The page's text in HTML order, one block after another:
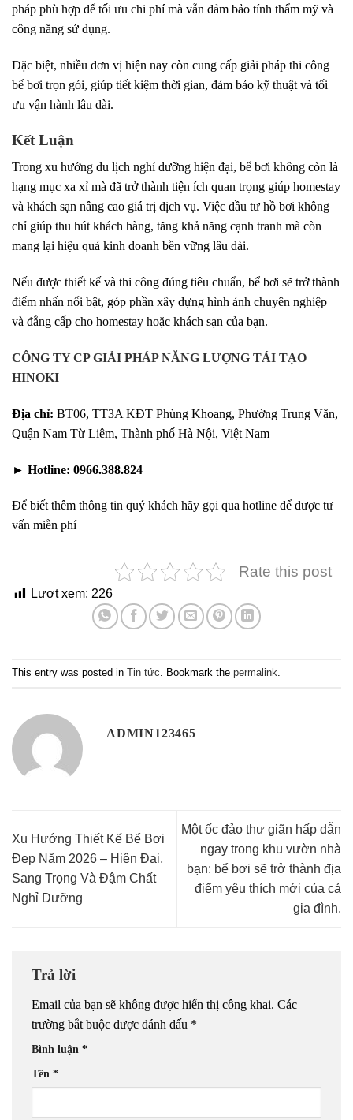
pháp phù hợp để tối ưu chi phí mà vẫn đảm bảo tính thẩm mỹ và
công năng sử dụng.
Đặc biệt, nhiều đơn vị hiện nay còn cung cấp giải pháp thi công
bể bơi trọn gói, giúp tiết kiệm thời gian, đảm bảo kỹ thuật và tối
ưu vận hành lâu dài.
Kết Luận
Trong xu hướng du lịch nghỉ dưỡng hiện đại, bể bơi không còn là
hạng mục xa xỉ mà đã trở thành tiện ích quan trọng giúp homestay
và khách sạn nâng cao giá trị dịch vụ. Việc đầu tư hồ bơi không
chỉ giúp thu hút khách hàng, tăng khả năng cạnh tranh mà còn
mang lại hiệu quả kinh doanh bền vững lâu dài.
Nếu được thiết kế và thi công đúng tiêu chuẩn, bể bơi sẽ trở thành
điểm nhấn nổi bật, góp phần xây dựng hình ảnh chuyên nghiệp
và đẳng cấp cho homestay hoặc khách sạn của bạn.
CÔNG TY CP GIẢI PHÁP NĂNG LƯỢNG TÁI TẠO
HINOKI
Địa chỉ: BT06, TT3A KĐT Phùng Khoang, Phường Trung Văn,
Quận Nam Từ Liêm, Thành phố Hà Nội, Việt Nam
► Hotline: 0966.388.824
Để biết thêm thông tin quý khách hãy gọi qua hotline để được tư
vấn miễn phí
Rate this post
Lượt xem: 226
This entry was posted in Tin tức . Bookmark the permalink
ADMIN123465
Xu Hướng Thiết Kế Bể Bơi
Đẹp Năm 2026 – Hiện Đại,
Sang Trọng Và Đậm Chất
Nghỉ Dưỡng
Một ốc đảo thư giãn hấp dẫn
ngay trong khu vườn nhà
bạn: bể bơi sẽ trở thành địa
điểm yêu thích mới của cả
gia đình.
Trả lời
Email của bạn sẽ không được hiển thị công khai. Các
trường bắt buộc được đánh dấu *
Bình luận *
Tên *